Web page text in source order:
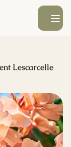
Ouvrir le
Lescarcelle